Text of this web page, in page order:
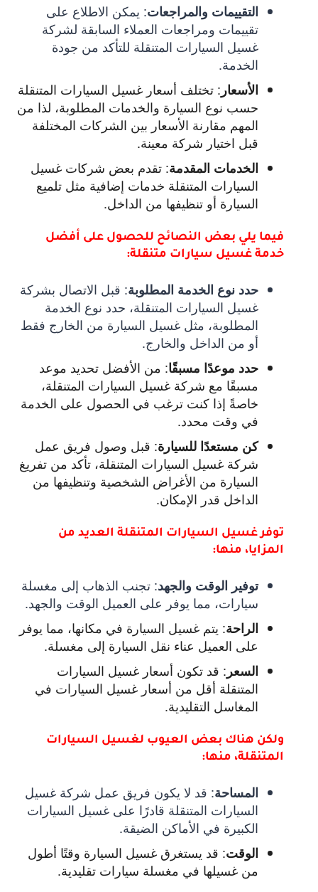
التقييمات والمراجعات: يمكن الاطلاع على
تقييمات ومراجعات العملاء السابقة لشركة
غسيل السيارات المتنقلة للتأكد من جودة
الخدمة.
الأسعار : تختلف أسعار غسيل السيارات المتنقلة
حسب نوع السيارة والخدمات المطلوبة، لذا من
المهم مقارنة الأسعار بين الشركات المختلفة
قبل اختيار شركة معينة.
الخدمات المقدمة: تقدم بعض شركات غسيل
السيارات المتنقلة خدمات إضافية مثل تلميع
السيارة أو تنظيفها من الداخل.
فيما يلي بعض النصائح للحصول على أفضل
خدمة غسيل سيارات متنقلة:
حدد نوع الخدمة المطلوبة: قبل الاتصال بشركة
غسيل السيارات المتنقلة، حدد نوع الخدمة
المطلوبة، مثل غسيل السيارة من الخارج فقط
أو من الداخل والخارج.
حدد موعدًا مسبقًا: من الأفضل تحديد موعد
مسبقًا مع شركة غسيل السيارات المتنقلة،
خاصةً إذا كنت ترغب في الحصول على الخدمة
في وقت محدد.
كن مستعدًا للسيارة: قبل وصول فريق عمل
شركة غسيل السيارات المتنقلة، تأكد من تفريغ
السيارة من الأغراض الشخصية وتنظيفها من
الداخل قدر الإمكان.
توفر غسيل السيارات المتنقلة العديد من
المزايا، منها:
توفير الوقت والجهد: تجنب الذهاب إلى مغسلة
سيارات، مما يوفر على العميل الوقت والجهد.
الراحة: يتم غسيل السيارة في مكانها، مما يوفر
على العميل عناء نقل السيارة إلى مغسلة.
السعر : قد تكون أسعار غسيل السيارات
المتنقلة أقل من أسعار غسيل السيارات في
المغاسل التقليدية.
ولكن هناك بعض العيوب لغسيل السيارات
المتنقلة، منها:
المساحة: قد لا يكون فريق عمل شركة غسيل
السيارات المتنقلة قادرًا على غسيل السيارات
الكبيرة في الأماكن الضيقة.
الوقت: قد يستغرق غسيل السيارة وقتًا أطول
من غسيلها في مغسلة سيارات تقليدية.